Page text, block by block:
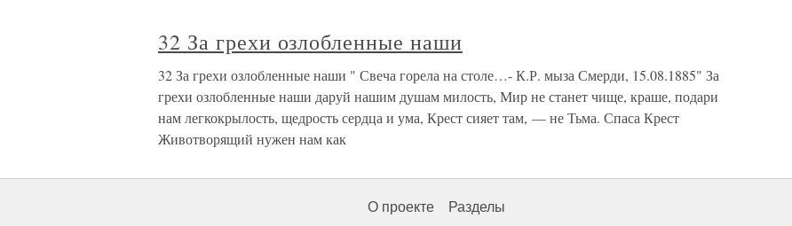
32 За грехи озлобленные наши
32 За грехи озлобленные наши " Свеча горела на столе…- К.Р. мыза Смерди, 15.08.1885" За
грехи озлобленные наши даруй нашим душам милость, Мир не станет чище, краше, подари
нам легкокрылость, щедрость сердца и ума, Крест сияет там, — не Тьма. Спаса Крест
Животворящий нужен нам как
О проекте Разделы